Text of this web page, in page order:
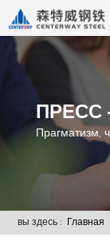
ПРЕСС
Прагматизм,
вы здесь : Главная